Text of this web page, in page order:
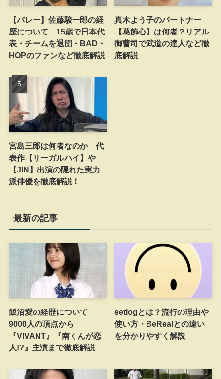
【バレー】佐藤駿一郎の経
歴について 15歳で日本代
表・チームを退団・BAD・
HOPのファンなど徹底解説
真木よう子のパートナー
【葛飾心】は何者？リアル
御曹司で武道の達人など徹
底解説
宮島三郎は何者なのか 代
表作【リーガルハイ】や
【JIN】出演の隠れた実力
派俳優を徹底解説！
最新の記事
飯沼愛の経歴について
9000人の頂点から
『VIVANT』『南くんが恋
人!?』主演まで徹底解説
setlogとは？流行の理由や
使い方・BeRealとの違い
を分かりやすく解説